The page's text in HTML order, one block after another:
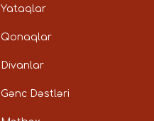
Yataqlar
Qonaqlar
Divanlar
Gənc Dəstləri